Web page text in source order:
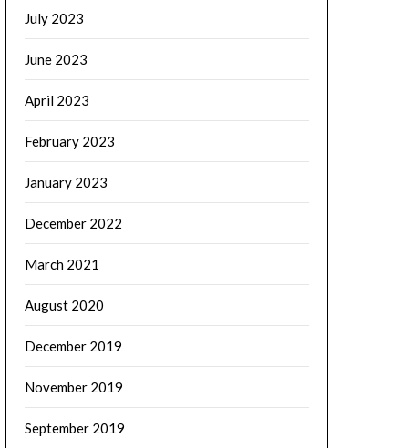
July 2023
June 2023
April 2023
February 2023
January 2023
December 2022
March 2021
August 2020
December 2019
November 2019
September 2019